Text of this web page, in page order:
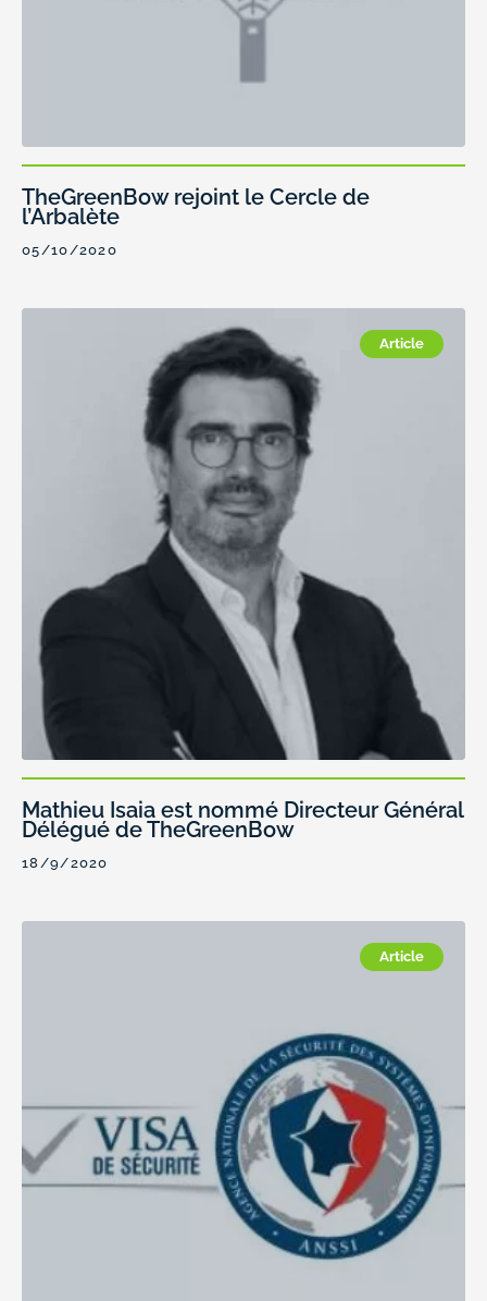
TheGreenBow rejoint le Cercle de
l’Arbalète
05/10/2020
Article
Mathieu Isaia est nommé Directeur Général
Délégué de TheGreenBow
18/9/2020
Article